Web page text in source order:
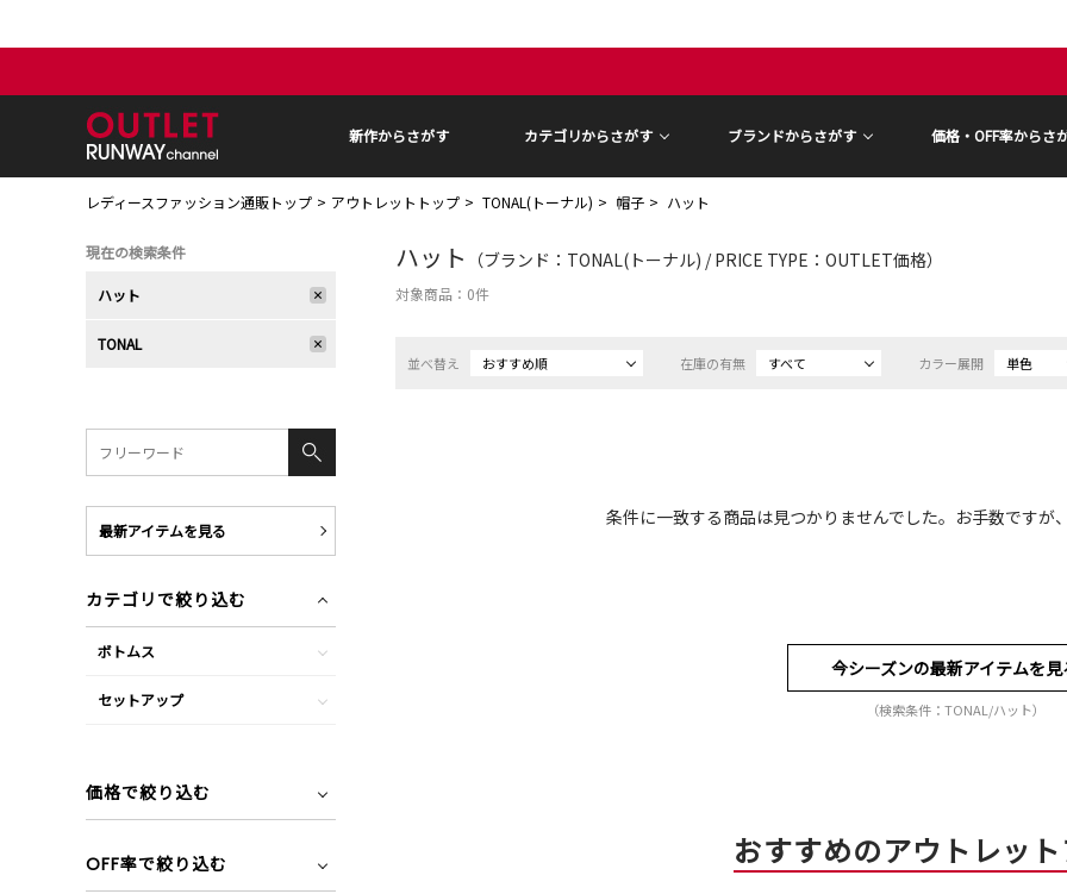
新作からさがす カテゴリからさがす ブランドからさがす 価格・OFF率からさ
レディースファッション通販トップ アウトレットトップ TONAL(トーナル) 帽子 ハット
ハット （ブランド：TONAL(トーナル) / PRICE TYPE：OUTLET価格）
対象商品： 0件
並べ替え おすすめ順 在庫の有無 すべて カラー展開 単色
条件に一致する商品は見つかりませんでした。お手数ですが
今シーズンの最新アイテムを見
（検索条件：TONAL/ハット）
おすすめのアウトレッ
現在の検索条件
ハット
TONAL
最新アイテムを見る
カテゴリで絞り込む
ボトムス
セットアップ
価格で絞り込む
OFF率で絞り込む